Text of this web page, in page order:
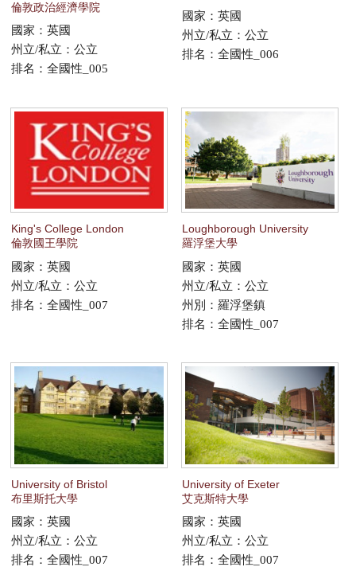
倫敦政治經濟學院
國家：英國
州立/私立：公立
排名：全國性_005
國家：英國
州立/私立：公立
排名：全國性_006
King's College London
倫敦國王學院
國家：英國
州立/私立：公立
排名：全國性_007
Loughborough University
羅浮堡大學
國家：英國
州立/私立：公立
州別：羅浮堡鎮
排名：全國性_007
University of Bristol
布里斯托大學
國家：英國
州立/私立：公立
排名：全國性_007
University of Exeter
艾克斯特大學
國家：英國
州立/私立：公立
排名：全國性_007